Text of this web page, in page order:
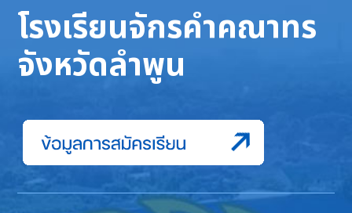
โรงเรียนจักรคำคณาทร
จังหวัดลำพูน